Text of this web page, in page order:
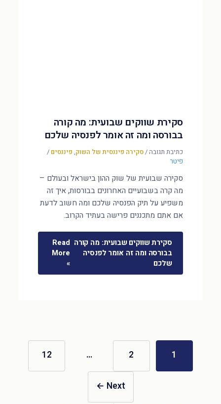
סקירת שווקים שבועית: מה קורה
בבורסה ומה זה אומר לפנסיה שלכם
כתיבת תגובה/סקירה פיננסית של השוק, פיננסים /
פיטר
סקירה שבועית של שוק ההון בישראל ובעולם –
מה קרה בשבועיים האחרונים בבורסות, איך זה
משפיע על תיק הפנסיה שלכם ומה חשוב לדעת
אם אתם מתכננים פרישה בעתיד הקרוב.
סקירת שווקים שבועית: מה קורה
בבורסה ומה זה אומר לפנסיה
שלכם
Read
More
»
1
2
…
12
Next
←